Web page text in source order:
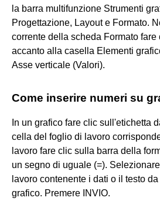
la barra multifunzione Strumenti
Progettazione, Layout e Formato.
corrente della scheda Formato fare
accanto alla casella Elementi
Asse verticale (Valori).
Come inserire numeri su
In un grafico fare clic sull'etichetta
cella del foglio di lavoro
lavoro fare clic sulla barra della
un segno di uguale (=).
lavoro contenente i dati o il testo
grafico. Premere INVIO.